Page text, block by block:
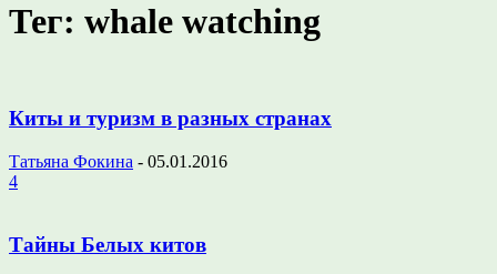
Тег: whale watching
Киты и туризм в разных странах
Татьяна Фокина - 05.01.2016
4
Тайны Белых китов